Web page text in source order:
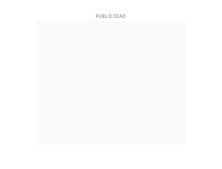
PUBLICIDAD